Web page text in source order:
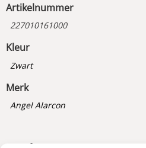
Artikelnummer
227010161000
Kleur
Zwart
Merk
Angel Alarcon